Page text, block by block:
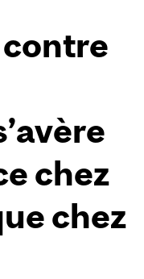
chez
chez